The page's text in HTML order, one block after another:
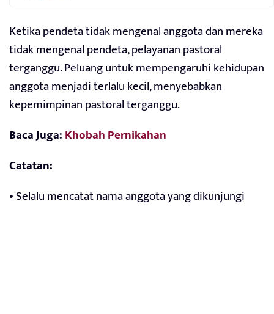
Ketika pendeta tidak mengenal anggota dan mereka
tidak mengenal pendeta, pelayanan pastoral
terganggu. Peluang untuk mempengaruhi kehidupan
anggota menjadi terlalu kecil, menyebabkan
kepemimpinan pastoral terganggu.
Baca Juga:Khobah Pernikahan
Catatan:
• Selalu mencatat nama anggota yang dikunjungi